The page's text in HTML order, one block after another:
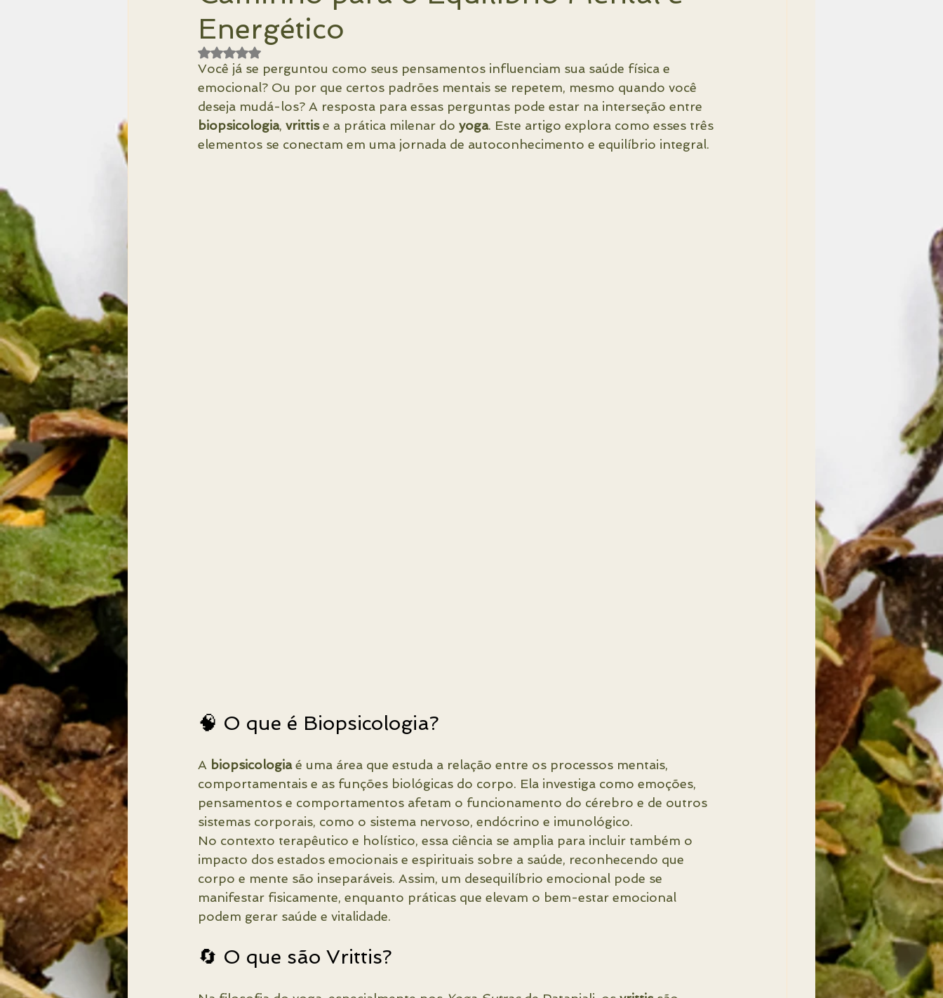
Mercado de Trabalho
Radiestesia
Energético
Avaliado com NaN de 5 estrelas.
Você já se perguntou como seus pensamentos influenciam sua saúde física e
emocional? Ou por que certos padrões mentais se repetem, mesmo quando você
deseja mudá-los? A resposta para essas perguntas pode estar na interseção entre
biopsicologia, vrittis e a prática milenar do yoga. Este artigo explora como esses três
elementos se conectam em uma jornada de autoconhecimento e equilíbrio integral.
🧠 O que é Biopsicologia?
A biopsicologia é uma área que estuda a relação entre os processos mentais,
comportamentais e as funções biológicas do corpo. Ela investiga como emoções,
pensamentos e comportamentos afetam o funcionamento do cérebro e de outros
sistemas corporais, como o sistema nervoso, endócrino e imunológico.
No contexto terapêutico e holístico, essa ciência se amplia para incluir também o
impacto dos estados emocionais e espirituais sobre a saúde, reconhecendo que
corpo e mente são inseparáveis. Assim, um desequilíbrio emocional pode se
manifestar fisicamente, enquanto práticas que elevam o bem-estar emocional
podem gerar saúde e vitalidade.
🔄 O que são Vrittis?